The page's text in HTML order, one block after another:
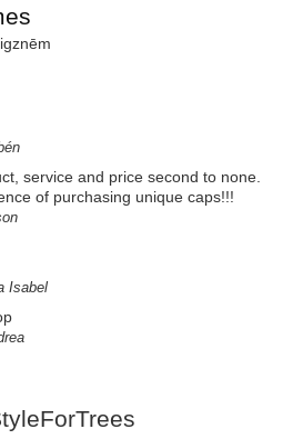
service and price second to none.
of purchasing unique caps!!!
Isabel